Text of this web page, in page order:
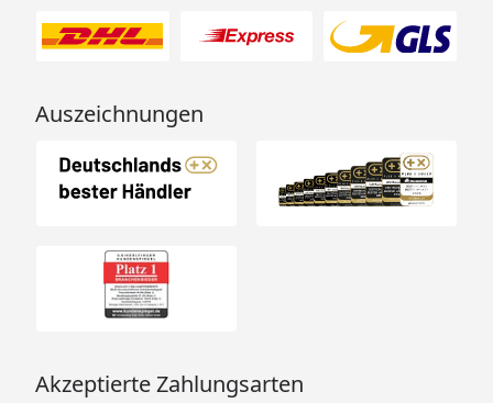
Auszeichnungen
Akzeptierte Zahlungsarten